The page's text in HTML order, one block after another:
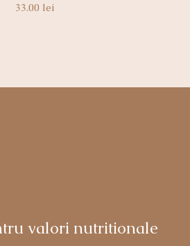
33.00 lei
valori nutritionale